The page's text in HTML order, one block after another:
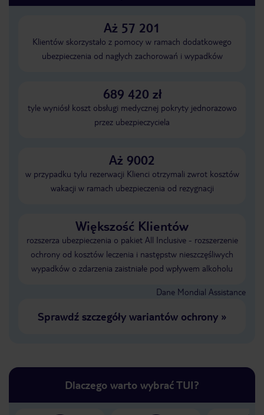
Aż 57 201
Klientów skorzystało z pomocy w ramach dodatkowego
ubezpieczenia od nagłych zachorowań i wypadków
689 420 zł
tyle wyniósł koszt obsługi medycznej pokryty jednorazowo
przez ubezpieczyciela
Aż 9002
w przypadku tylu rezerwacji Klienci otrzymali zwrot kosztów
wakacji w ramach ubezpieczenia od rezygnacji
Większość Klientów
rozszerza ubezpieczenia o pakiet All Inclusive - rozszerzenie
ochrony od kosztów leczenia i następstw nieszczęśliwych
wypadków o zdarzenia zaistniałe pod wpływem alkoholu
Dane Mondial Assistance
Sprawdź szczegóły wariantów ochrony»
Dlaczego warto wybrać TUI?